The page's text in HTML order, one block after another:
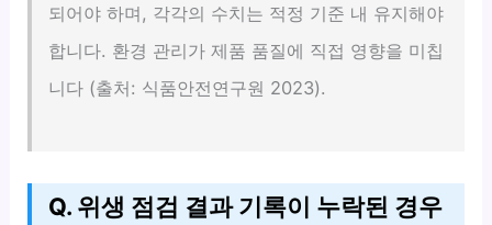
되어야 하며, 각각의 수치는 적정 기준 내 유지해야
합니다. 환경 관리가 제품 품질에 직접 영향을 미칩
니다 (출처: 식품안전연구원 2023).
Q. 위생 점검 결과 기록이 누락된 경우